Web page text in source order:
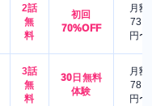
2話
無
料
初回
70%OFF
月額
730
円〜
3話
無
料
30日無料
体験
月額
780
円〜